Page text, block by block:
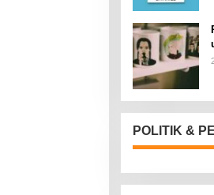
POLITIK &